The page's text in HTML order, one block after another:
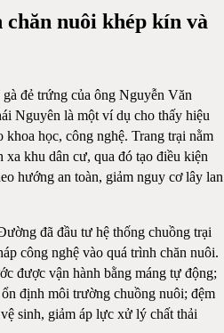
nuôi khép kín và
đẻ trứng của ông Nguyễn Văn
Nguyên là một ví dụ cho thấy hiệu
khoa học, công nghệ. Trang trại nằm
xa khu dân cư, qua đó tạo điều kiện
hướng an toàn, giảm nguy cơ lây lan
đã đầu tư hệ thống chuồng trại
công nghệ vào quá trình chăn nuôi.
được vận hành bằng máng tự động;
định môi trường chuồng nuôi; đệm
sinh, giảm áp lực xử lý chất thải